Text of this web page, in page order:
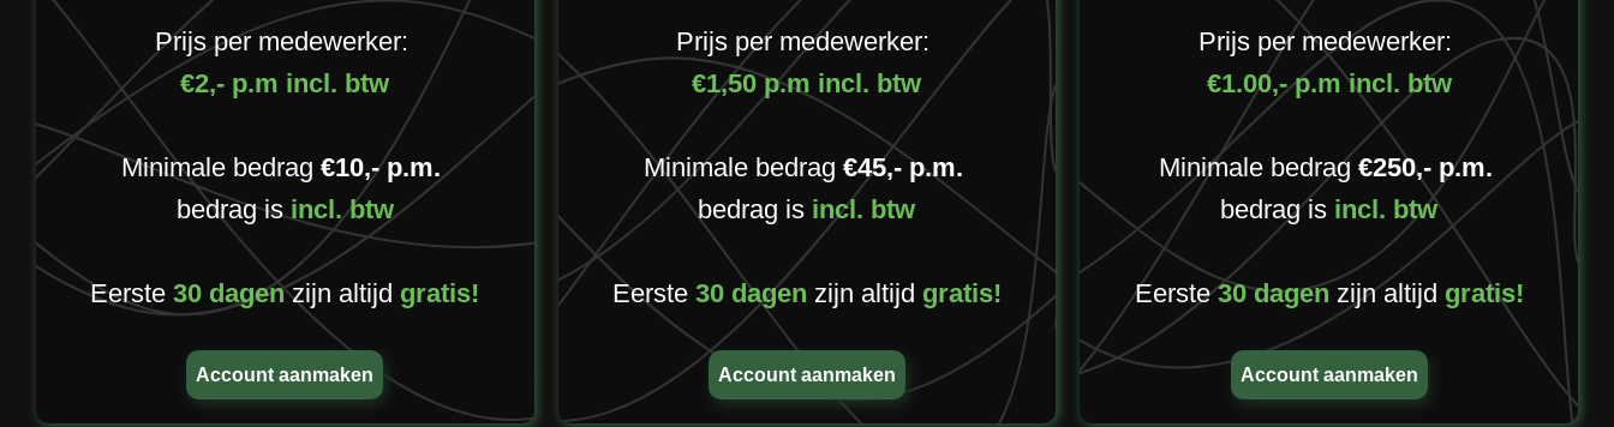
Prijs per medewerker:
€2,- p.m incl. btw
Minimale bedrag€10,- p.m.
bedrag isincl. btw
Eerste30 dagenzijn altijd gratis!
Account aanmaken
Prijs per medewerker:
€1,50 p.m incl. btw
Minimale bedrag €45,- p.m.
bedrag is incl. btw
Eerste 30 dagen zijn altijd gratis!
Account aanmaken
Prijs per medewerker:
€1.00,- p.m incl. btw
Minimale bedrag €250,- p.m.
bedrag is incl. btw
Eerste30 dagenzijn altijd gratis!
Account aanmaken